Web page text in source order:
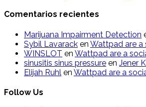
Comentarios recientes
Marijuana Impairment Detection
Sybil Lavarack en Wattpad are a
WINSLOT en Wattpad are a
sinusitis sinus pressure en Jener
Elijah Ruhl en Wattpad are a
Follow Us